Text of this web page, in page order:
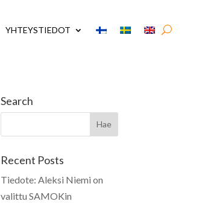
YHTEYSTIEDOT
Search
Recent Posts
Tiedote: Aleksi Niemi on
valittu SAMOKin